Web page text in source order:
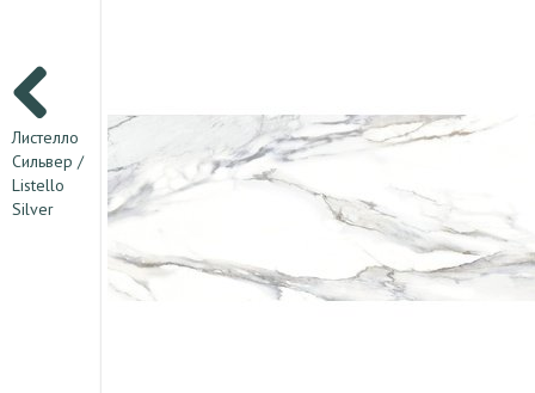
Листелло
Сильвер /
Listello
Silver